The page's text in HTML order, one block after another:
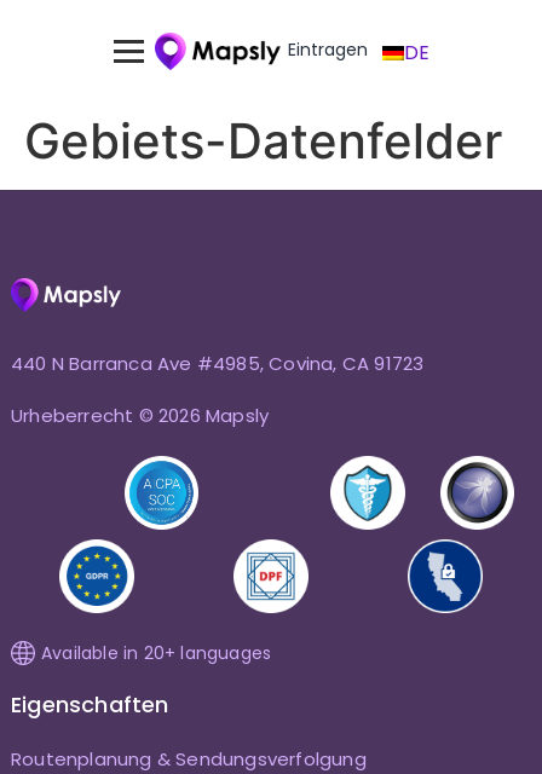
Eintragen DE
Gebiets-Datenfelder
440 N Barranca Ave #4985, Covina, CA 91723
Urheberrecht © 2026 Mapsly
Available in 20+ languages
Eigenschaften
Routenplanung & Sendungsverfolgung